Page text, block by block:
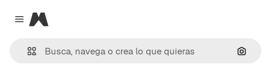
Close menu
Magnific